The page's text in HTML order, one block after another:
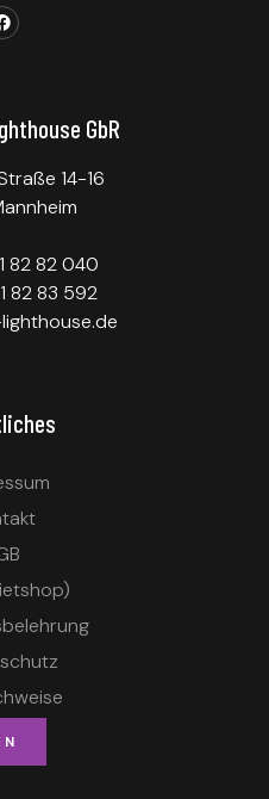
GbR
14-16
82 82 040
82 83 592